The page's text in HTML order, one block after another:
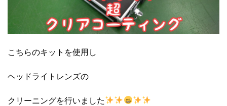
こちらのキットを使用し
ヘッドライトレンズの
クリーニングを行いました